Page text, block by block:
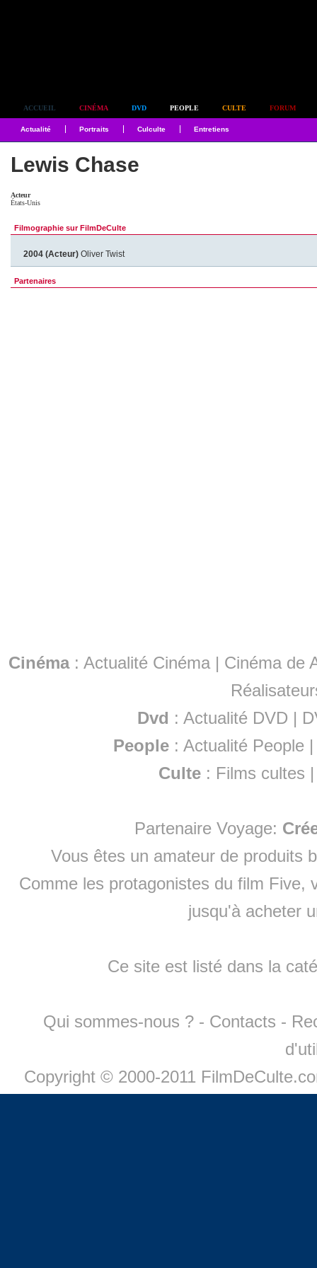
ACCUEIL CINÉMA DVD PEOPLE CULTE FORUM
Actualité Portraits Culculte Entretiens
Lewis Chase
Acteur
États-Unis
Filmographie sur FilmDeCulte
2004 (Acteur) Oliver Twist
Partenaires
Cinéma: Actualité Cinéma | Cinéma de
Dvd : Actualité DVD |
People :Actualité People
Culte : Films cultes
Partenaire Voyage:
Vous êtes un amateur de produits
Comme les protagonistes du film Five,
jusqu'à acheter
Ce site est listé dans la
Qui sommes-nous ? - Contacts -
Copyright © 2000-2011